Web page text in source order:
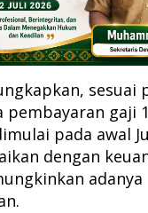
sesuai
pembayaran gaji
pada awal
dengan
adanya